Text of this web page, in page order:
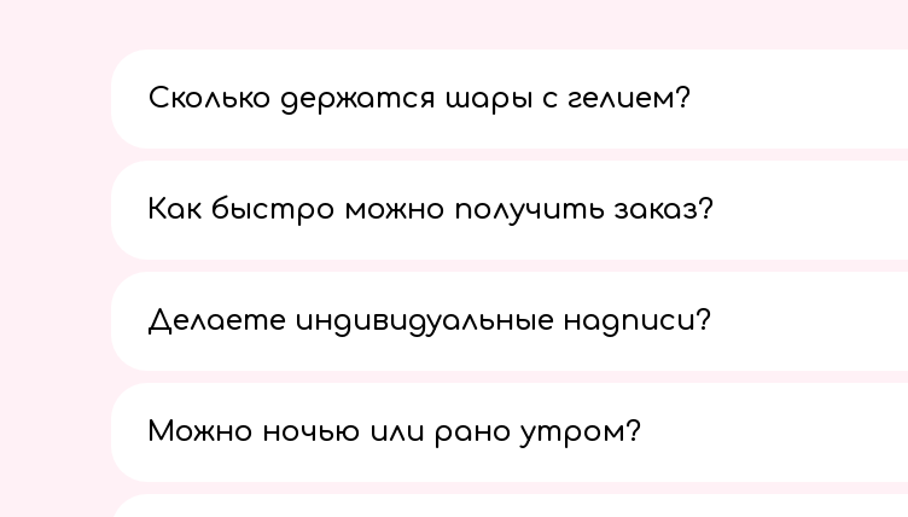
Сколько держатся шары с гелием?
Как быстро можно получить заказ?
Делаете индивидуальные надписи?
Можно ночью или рано утром?